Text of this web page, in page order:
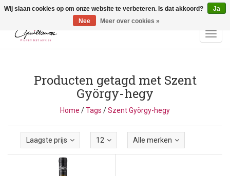
Vragen? Bel ons: +32 (0)13 - 77 11 21 - Winkel: Lochtstraat 2,
3272 Testelt -
info@guillaumewijnen.be
Producten getagd met Szent
György-hegy
Home /Tags /Szent György-hegy
Laagste prijs 12 Alle merken
Wij slaan cookies op om onze website te verbeteren. Is dat akkoord?
Ja
Nee
Meer over cookies »